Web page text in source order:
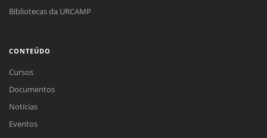
Bibliotecas da URCAMP
CONTEÚDO
Cursos
Documentos
Notícias
Eventos